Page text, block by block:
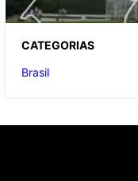
CATEGORIAS
Brasil